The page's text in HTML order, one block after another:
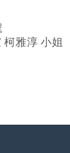
柯雅淳 小姐